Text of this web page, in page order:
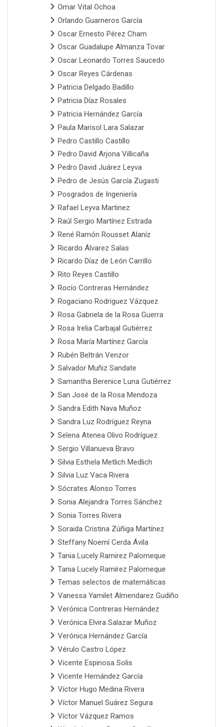
Omar Vital Ochoa
Orlando Guarneros García
Oscar Ernesto Pérez Cham
Oscar Guadalupe Almanza Tovar
Oscar Leonardo Torres Saucedo
Oscar Reyes Cárdenas
Patricia Delgado Badillo
Patricia Díaz Rosales
Patricia Hernández García
Paula Marisol Lara Salazar
Pedro Castillo Castillo
Pedro David Arjona Villicaña
Pedro David Juárez Leyva
Pedro de Jesús García Zugasti
Posgrados de Ingeniería
Rafael Leyva Martinez
Raúl Sergio Martínez Estrada
René Ramón Rousset Alaníz
Ricardo Álvarez Salas
Ricardo Díaz de León Carrillo
Rito Reyes Castillo
Rocío Contreras Hernández
Rogaciano Rodriguez Vázquez
Rosa Gabriela de la Rosa Guerra
Rosa Irelia Carbajal Gutiérrez
Rosa María Martínez García
Rubén Beltrán Venzor
Salvador Muñiz Sandate
Samantha Berenice Luna Gutiérrez
San José de la Rosa Mendoza
Sandra Edith Nava Muñoz
Sandra Luz Rodríguez Reyna
Selena Atenea Olivo Rodríguez
Sergio Villanueva Bravo
Silvia Esthela Metlich Medlich
Silvia Luz Vaca Rivera
Sócrates Alonso Torres
Sonia Alejandra Torres Sánchez
Sonia Torres Rivera
Soraida Cristina Zúñiga Martínez
Steffany Noemí Cerda Ávila
Tania Lucely Ramirez Palomeque
Tania Lucely Ramírez Palomeque
Temas selectos de matemáticas
Vanessa Yamilet Almendarez Gudiño
Verónica Contreras Hernández
Verónica Elvira Salazar Muñoz
Verónica Hernández García
Vérulo Castro López
Vicente Espinosa Solis
Vicente Hernández García
Víctor Hugo Medina Rivera
Víctor Manuel Suárez Segura
Víctor Vázquez Ramos